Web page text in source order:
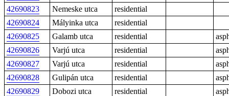
42690823
Nemeske utca
residential
42690824
Mályinka utca
residential
42690825
Galamb utca residential
42690826
Varjú utca residential
42690827
Varjú utca residential
42690828
Gulipán utca residential
42690829
Dobozi utca residential